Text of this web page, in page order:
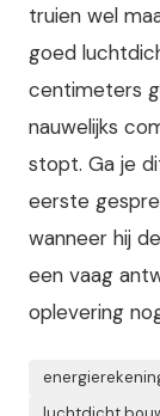
truien wel
goed
centimeters
nauwelijks
stopt. Ga je
eerste
wanneer hij
een vaag
oplevering